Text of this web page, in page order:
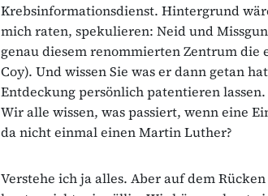
Krebsinformationsdienst. Hintergrund
mich raten, spekulieren: Neid und
genau diesem renommierten Zentrum die
Coy). Und wissen Sie was er dann getan
Entdeckung persönlich patentieren
Wir alle wissen, was passiert, wenn eine
da nicht einmal einen Martin Luther?
Verstehe ich ja alles. Aber auf dem